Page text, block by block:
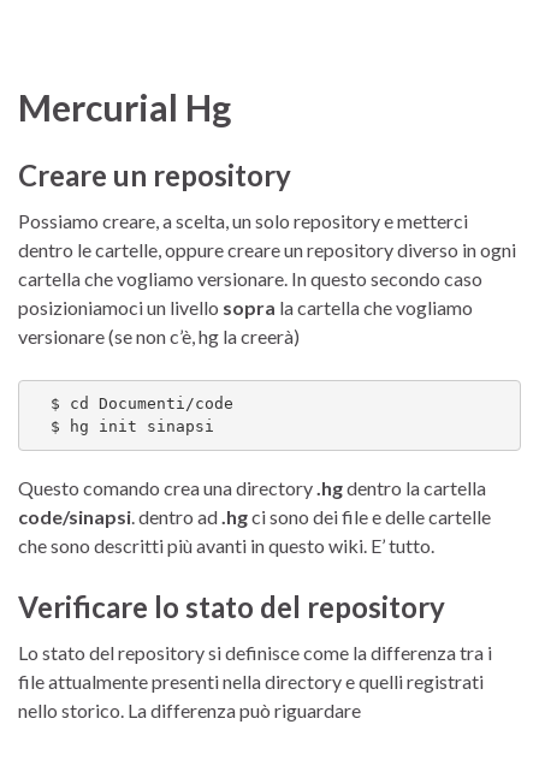
Mercurial Hg
Creare un repository
Possiamo creare, a scelta, un solo repository e metterci
dentro le cartelle, oppure creare un repository diverso in ogni
cartella che vogliamo versionare. In questo secondo caso
posizioniamoci un livello sopra la cartella che vogliamo
versionare (se non c’è, hg la creerà)
  $ cd Documenti/code
  $ hg init sinapsi
Questo comando crea una directory.hgdentro la cartella
code/sinapsi. dentro ad.hgci sono dei file e delle cartelle
che sono descritti più avanti in questo wiki. E’ tutto.
Verificare lo stato del repository
Lo stato del repository si definisce come la differenza tra i
file attualmente presenti nella directory e quelli registrati
nello storico. La differenza può riguardare